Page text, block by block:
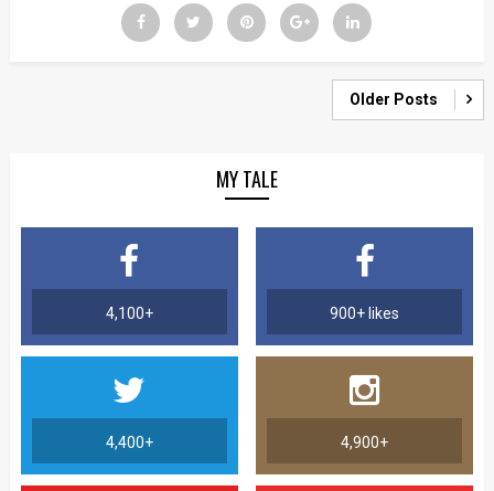
Older Posts
MY TALE
4,100+ 900+ likes
4,400+ 4,900+